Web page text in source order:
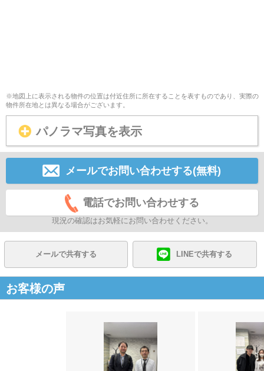
※地図上に表示される物件の位置は付近住所に所在することを表すものであり、実際の
物件所在地とは異なる場合がございます。
パノラマ写真を表示
メールでお問い合わせする(無料)
電話でお問い合わせする
現況の確認はお気軽にお問い合わせください。
メールで共有する LINEで共有する
お客様の声